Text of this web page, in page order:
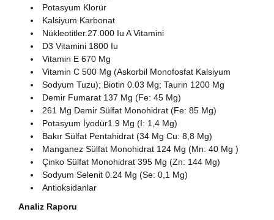
Potasyum Klorür
Kalsiyum Karbonat
Nükleotitler.27.000 Iu A Vitamini
D3 Vitamini 1800 Iu
Vitamin E 670 Mg
Vitamin C 500 Mg (Askorbil Monofosfat Kalsiyum
Sodyum Tuzu); Biotin 0.03 Mg; Taurin 1200 Mg
Demir Fumarat 137 Mg (Fe: 45 Mg)
261 Mg Demir Sülfat Monohidrat (Fe: 85 Mg)
Potasyum İyodür1.9 Mg (I: 1,4 Mg)
Bakır Sülfat Pentahidrat (34 Mg Cu: 8,8 Mg)
Manganez Sülfat Monohidrat 124 Mg (Mn: 40 Mg )
Çinko Sülfat Monohidrat 395 Mg (Zn: 144 Mg)
Sodyum Selenit 0.24 Mg (Se: 0,1 Mg)
Antioksidanlar
Analiz Raporu